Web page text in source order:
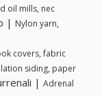
oil mills, nec
| Nylon yarn,
covers, fabric
siding, paper
| Adrenal